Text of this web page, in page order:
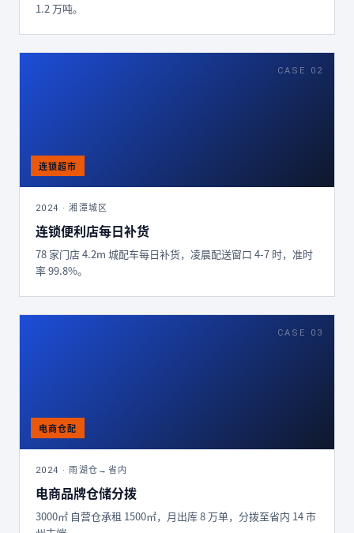
1.2 万吨。
CASE 02
2024 · 湘潭城区
连锁便利店每日补货
78 家门店 4.2m 城配车每日补货，凌晨配送窗口 4-7 时，准时
率 99.8%。
CASE 03
2024 · 雨湖仓→省内
电商品牌仓储分拨
3000㎡ 自营仓承租 1500㎡，月出库 8 万单，分拨至省内 14 市